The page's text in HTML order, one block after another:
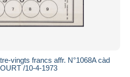
vingts francs affr. N°1068A càd
/10-4-1973